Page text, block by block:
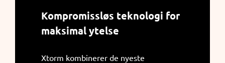
Kompromissløs teknologi for
maksimal ytelse
Xtorm kombinerer de nyeste